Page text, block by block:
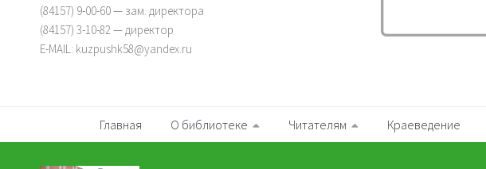
(84157) 9-00-60 — зам. директора
(84157) 3-10-82 — директор
E-MAIL: kuzpushk58@yandex.ru
Главная О библиотеке Читателям Краеведение